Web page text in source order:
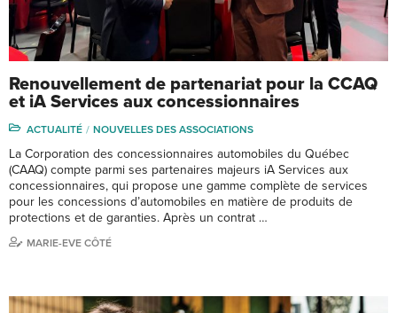
Renouvellement de partenariat pour la CCAQ
et iA Services aux concessionnaires
ACTUALITÉ NOUVELLES DES ASSOCIATIONS
La Corporation des concessionnaires automobiles du Québec
(CAAQ) compte parmi ses partenaires majeurs iA Services aux
concessionnaires, qui propose une gamme complète de services
pour les concessions d’automobiles en matière de produits de
protections et de garanties. Après un contrat …
MARIE-EVE CÔTÉ